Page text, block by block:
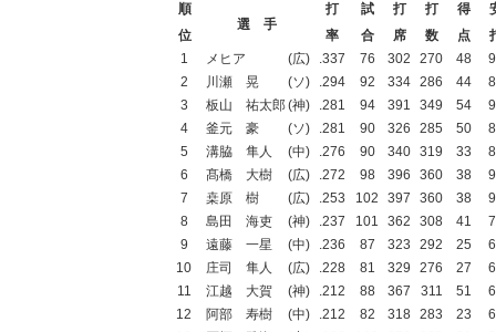
順
位
選 手
打
率
試
合
打
席
打
数
得
点
1
メヒア (広) .337 76 302 270 48
2
川瀬 晃 (ソ) .294 92 334 286 44
3
板山 祐太郎(神) .281 94 391 349 54
4
釜元 豪 (ソ) .281 90 326 285 50
5
溝脇 隼人 (中) .276 90 340 319 33
6
髙橋 大樹 (広) .272 98 396 360 38
7
桒原 樹 (広) .253 102 397 360 38
8
島田 海吏 (神) .237 101 362 308 41
9
遠藤 一星 (中) .236 87 323 292 25
10
庄司 隼人 (広) .228 81 329 276 27
11
江越 大賀 (神) .212 88 367 311 51
12
阿部 寿樹 (中) .212 82 318 283 23